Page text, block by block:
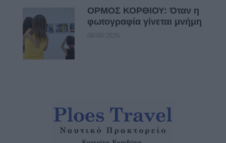
ΟΡΜΟΣ ΚΟΡΘΙΟΥ: Όταν η
φωτογραφία γίνεται μνήμη
08/08/2026